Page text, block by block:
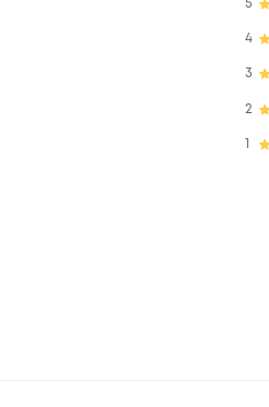
5
4
3
2